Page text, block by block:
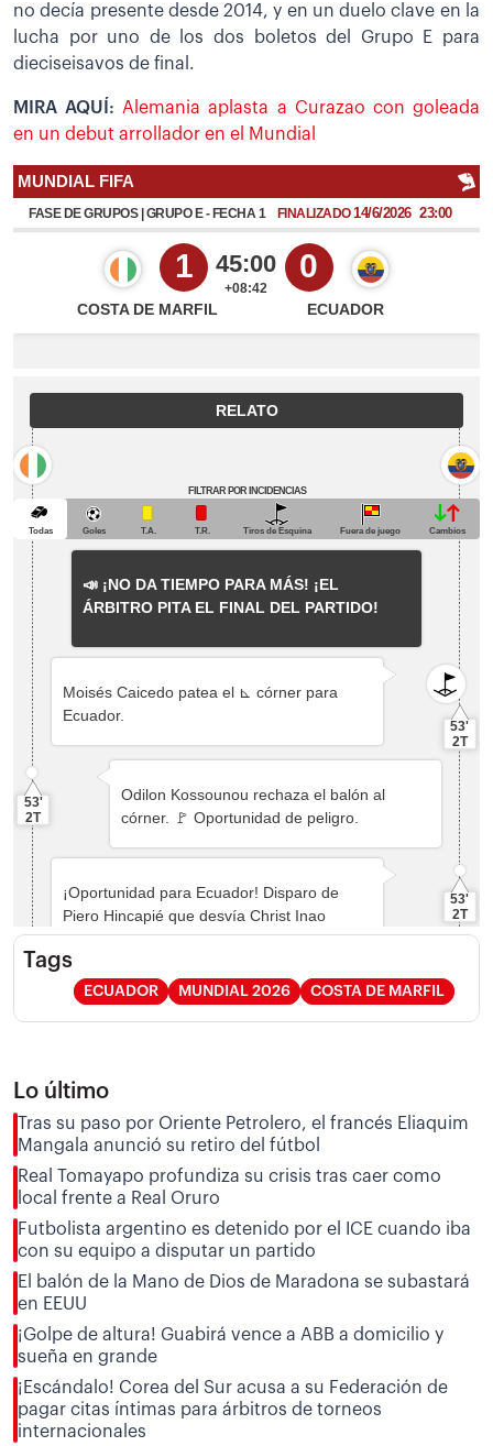
no decía presente desde 2014, y en un duelo clave en la
lucha por uno de los dos boletos del Grupo E para
dieciseisavos de final.
MIRA AQUÍ: Alemania aplasta a Curazao con goleada
en un debut arrollador en el Mundial
Tags
ECUADOR MUNDIAL 2026 COSTA DE MARFIL
Lo último
Tras su paso por Oriente Petrolero, el francés Eliaquim
Mangala anunció su retiro del fútbol
Real Tomayapo profundiza su crisis tras caer como
local frente a Real Oruro
Futbolista argentino es detenido por el ICE cuando iba
con su equipo a disputar un partido
El balón de la Mano de Dios de Maradona se subastará
en EEUU
¡Golpe de altura! Guabirá vence a ABB a domicilio y
sueña en grande
¡Escándalo! Corea del Sur acusa a su Federación de
pagar citas íntimas para árbitros de torneos
internacionales